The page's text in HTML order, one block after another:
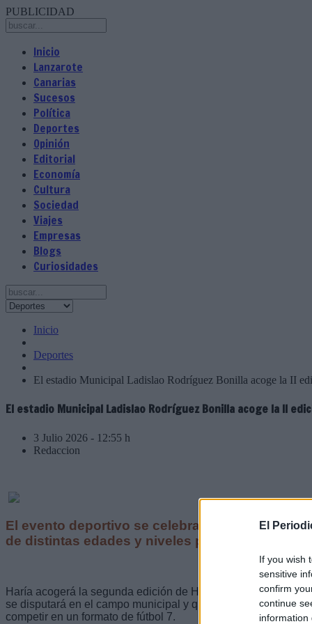
El
If you wish
sensitive
confirm
continue
information
PUBLICIDAD
Inicio
Lanzarote
Canarias
Sucesos
Política
Deportes
Opinión
Editorial
Economía
Cultura
Sociedad
Viajes
Empresas
Blogs
Curiosidades
Inicio
Deportes
El estadio Municipal Ladislao Rodríguez Bonilla acoge la II
El estadio Municipal Ladislao Rodríguez Bonilla acoge la II
3 Julio 2026 - 12:55 h
Redaccion
El evento deportivo se celebrará del 13 al 17
de distintas edades y niveles para competir en
Haría acogerá la segunda edición de Haría Street Football,
se disputará en el campo municipal y que reunirá a
competir en un formato de fútbol 7.